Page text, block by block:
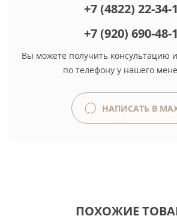
+7 (4822) 22-34-
+7 (920) 690-48-
Вы можете получить консультацию
по телефону у нашего
НАПИСАТЬ В
ПОХОЖИЕ